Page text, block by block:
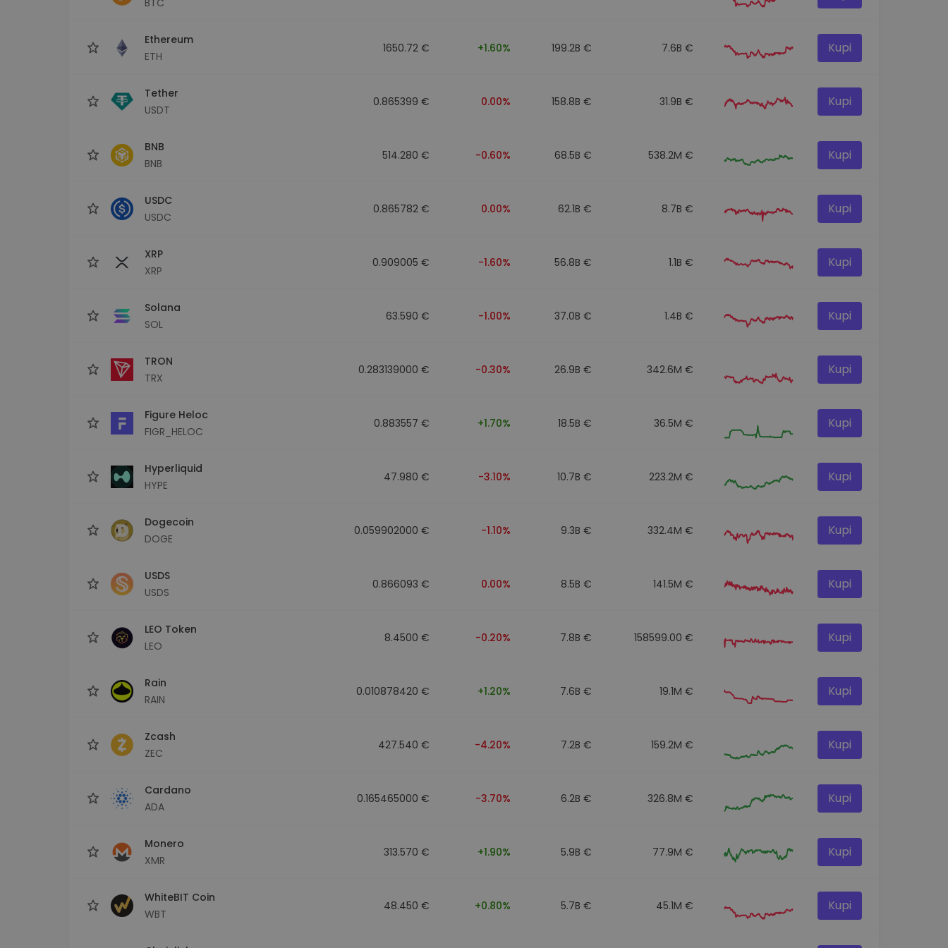
Ethereum
ETH
1650.72 € +1.60% 199.2B € 7.6B € Kupi
Tether
USDT
0.865399 € 0.00% 158.8B € 31.9B € Kupi
BNB
BNB
514.280 € -0.60% 68.5B € 538.2M € Kupi
USDC
USDC
0.865782 € 0.00% 62.1B € 8.7B € Kupi
XRP
XRP
0.909005 € -1.60% 56.8B € 1.1B € Kupi
Solana
SOL
63.590 € -1.00% 37.0B € 1.4B € Kupi
TRON
TRX
0.283139000 € -0.30% 26.9B € 342.6M € Kupi
Figure Heloc
FIGR_HELOC
0.883557 € +1.70% 18.5B € 36.5M € Kupi
Hyperliquid
HYPE
47.980 € -3.10% 10.7B € 223.2M € Kupi
Dogecoin
DOGE
0.059902000 € -1.10% 9.3B € 332.4M € Kupi
USDS
USDS
0.866093 € 0.00% 8.5B € 141.5M € Kupi
LEO Token
LEO
8.4500 € -0.20% 7.8B € 158599.00 € Kupi
Rain
RAIN
0.010878420 € +1.20% 7.6B € 19.1M € Kupi
Zcash
ZEC
427.540 € -4.20% 7.2B € 159.2M € Kupi
Cardano
ADA
0.165465000 € -3.70% 6.2B € 326.8M € Kupi
Monero
XMR
313.570 € +1.90% 5.9B € 77.9M € Kupi
WhiteBIT Coin
WBT
48.450 € +0.80% 5.7B € 45.1M € Kupi